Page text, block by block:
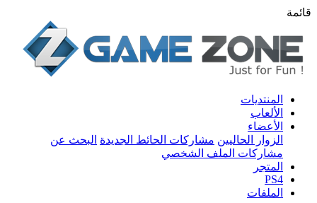
قائمة
المنتديات
الألعاب
الأعضاء
الزوار الحاليين مشاركات الحائط الجديدة البحث عن
مشاركات الملف الشخصي
المتجر
PS4
الملفات